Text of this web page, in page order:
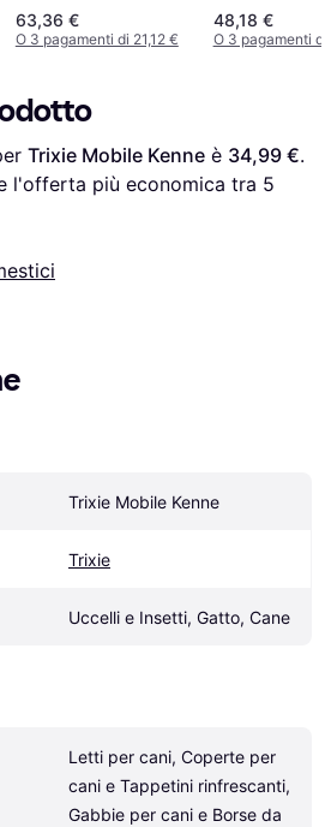
63,36 €
O 3 pagamenti di 21,12 €
48,18 €
O 3 pagamenti di
Trixie Mobile Kenne è 34,99 €.
l'offerta più economica tra 5
Trixie Mobile Kenne
Trixie
Uccelli e Insetti, Gatto, Cane
Letti per cani, Coperte per
cani e Tappetini rinfrescanti,
Gabbie per cani e Borse da